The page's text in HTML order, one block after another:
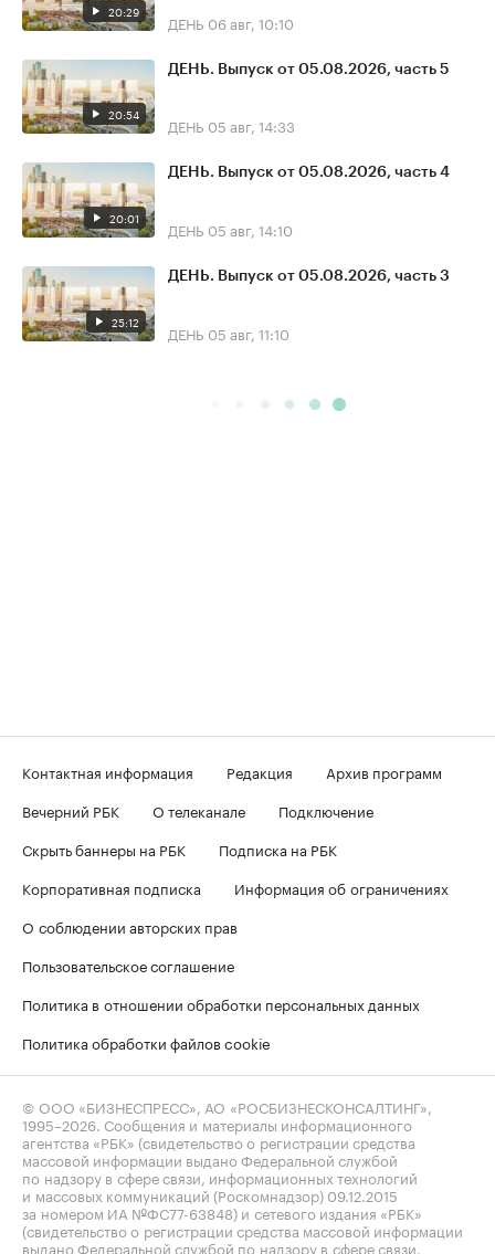
20:29 ДЕНЬ 06 авг, 10:10
20:54
ДЕНЬ. Выпуск от 05.08.2026, часть 5
ДЕНЬ 05 авг, 14:33
20:01
ДЕНЬ. Выпуск от 05.08.2026, часть 4
ДЕНЬ 05 авг, 14:10
25:12
ДЕНЬ. Выпуск от 05.08.2026, часть 3
ДЕНЬ 05 авг, 11:10
Контактная информация Редакция
Архив программ
Вечерний РБК
О телеканале
Подключение
Скрыть баннеры на РБК
Подписка на РБК
Корпоративная подписка
Информация об ограничениях
О соблюдении авторских прав
Пользовательское соглашение
Политика в отношении обработки персональных данных
Политика обработки файлов cookie
© ООО «БИЗНЕСПРЕСС», АО «РОСБИЗНЕСКОНСАЛТИНГ»,
1995–2026 . Сообщения и материалы информационного
агентства «РБК» (свидетельство о регистрации средства
массовой информации выдано Федеральной службой
по надзору в сфере связи, информационных технологий
и массовых коммуникаций (Роскомнадзор) 09.12.2015
за номером ИА №ФС77-63848) и сетевого издания «РБК»
(свидетельство о регистрации средства массовой информации
выдано Федеральной службой по надзору в сфере связи,